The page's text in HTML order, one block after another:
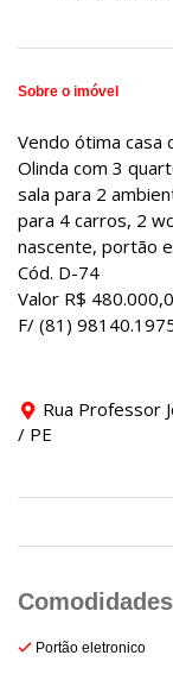
Sobre o imóvel
Vendo ótima casa
Olinda com 3
sala para 2
para 4 carros, 2
nascente, portão
Cód. D-74
Valor R$
F/ (81)
Rua Professor
/ PE
Portão eletronico